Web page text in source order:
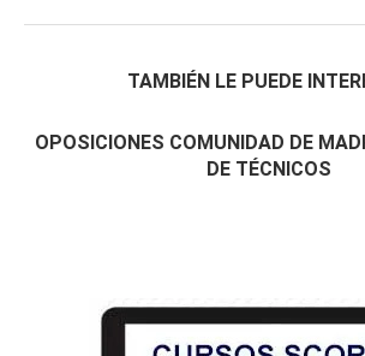
TAMBIÉN LE PUEDE
OPOSICIONES COMUNIDAD DE
DE TÉCNICOS